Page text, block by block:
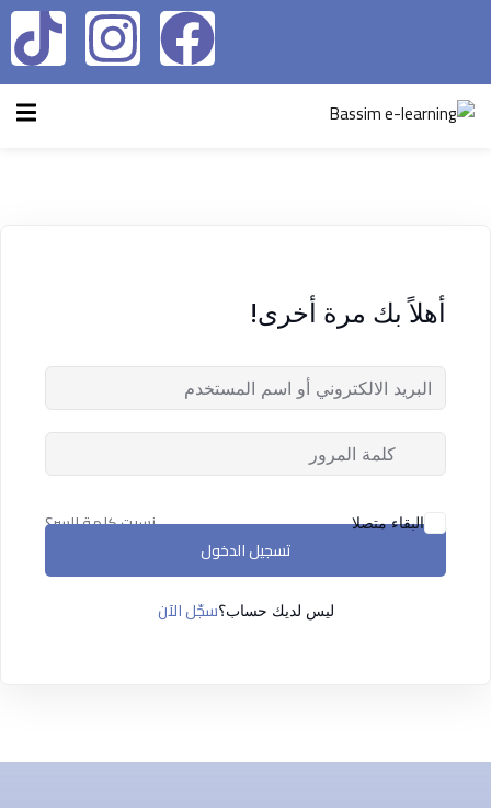
الرئيسية
أهلاً بك مرة أخرى!
البقاء متصلا
نسيت كلمة السر؟
تسجيل الدخول
ليس لديك حساب؟سجّل الآن
التسجيل الآن
تذكر لي فقدت كلمة المرور الخاصة بك ؟
التسجيل الآن
ليس لديك حساب ؟تسجيل الدخول